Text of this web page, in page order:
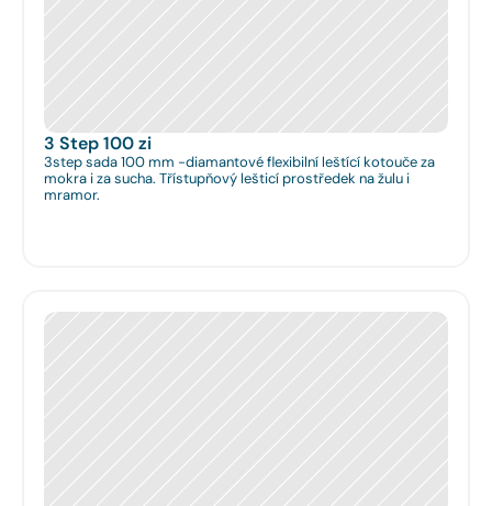
3 Step 100 zi
3step sada 100 mm -diamantové flexibilní leštící kotouče za
mokra i za sucha. Třístupňový lešticí prostředek na žulu i
mramor.